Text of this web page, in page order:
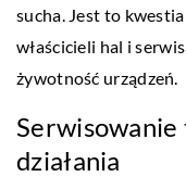
sucha. Jest to
właścicieli hal i
żywotność urządzeń.
działania